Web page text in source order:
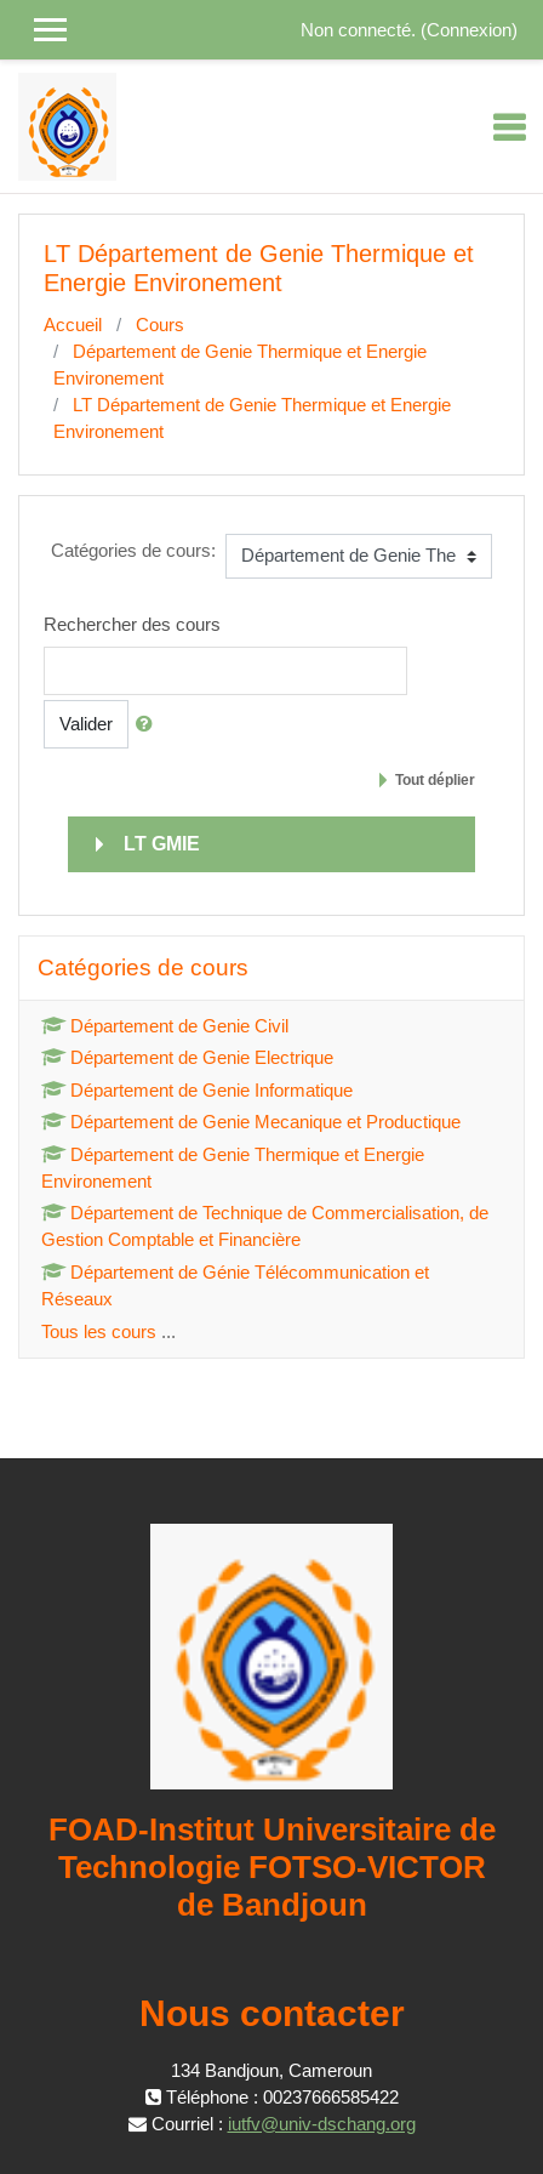
Non connecté. (Connexion)
LT Département de Genie Thermique et
Energie Environement
Accueil
Cours
Département de Genie Thermique et Energie
Environement
LT Département de Genie Thermique et Energie
Environement
Catégories de cours:
Rechercher des cours
Valider
Tout déplier
LT GMIE
Catégories de cours
Département de Genie Civil
Département de Genie Electrique
Département de Genie Informatique
Département de Genie Mecanique et Productique
Département de Genie Thermique et Energie
Environement
Département de Technique de Commercialisation, de
Gestion Comptable et Financière
Département de Génie Télécommunication et
Réseaux
Tous les cours ...
FOAD-Institut Universitaire de
Technologie FOTSO-VICTOR
de Bandjoun
Nous contacter
134 Bandjoun, Cameroun
Téléphone : 00237666585422
Courriel : iutfv@univ-dschang.org